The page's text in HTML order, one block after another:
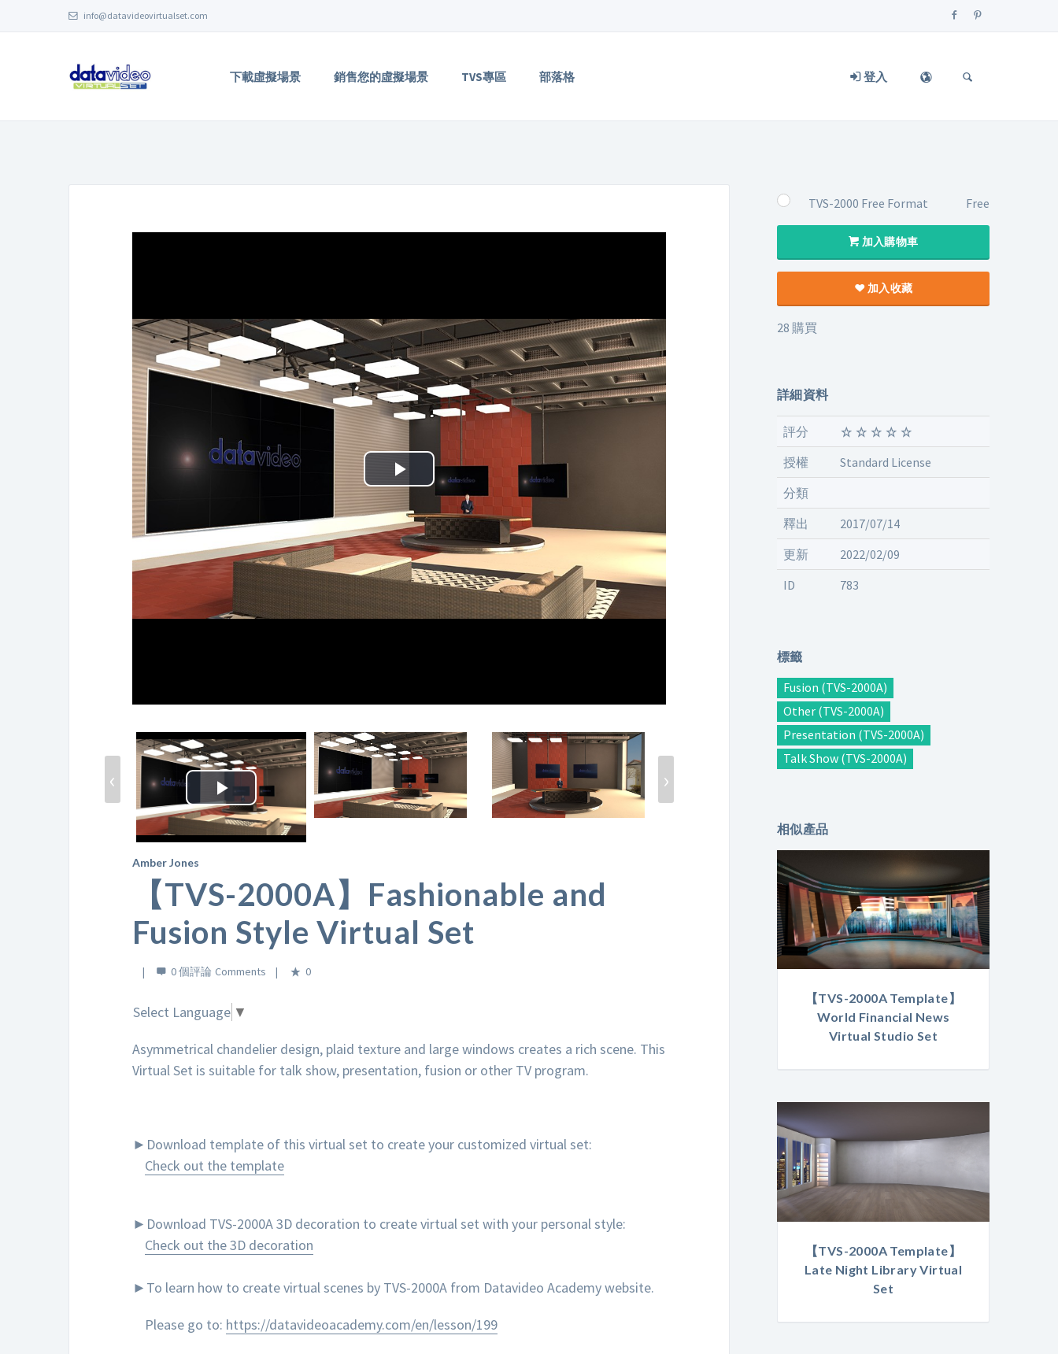
info@datavideovirtualset.com
下載虛擬場景 銷售您的虛擬場景 TVS專區 部落格 登入
Play
Video
Play
Video
‹ ›
Amber Jones
【TVS-2000A】Fashionable and
Fusion Style Virtual Set
0 個評論 0
Select Language ▼
Asymmetrical chandelier design, plaid texture and large windows creates a rich scene. This
Virtual Set is suitable for talk show, presentation, fusion or other TV program.
►Download template of this virtual set to create your customized virtual set:
Check out the template
►Download TVS-2000A 3D decoration to create virtual set with your personal style:
Check out the 3D decoration
►To learn how to create virtual scenes by TVS-2000A from Datavideo Academy website.
Please go to: https://datavideoacademy.com/en/lesson/199
TVS-2000 Free Format Free
加入購物車
加入收藏
28 購買
詳細資料
評分
授權
Standard License
分類
釋出
2017/07/14
更新
2022/02/09
ID
783
標籤
Fusion (TVS-2000A)
Other (TVS-2000A)
Presentation (TVS-2000A)
Talk Show (TVS-2000A)
相似產品
【TVS-2000A Template】
World Financial News
Virtual Studio Set
【TVS-2000A Template】
Late Night Library Virtual
Set